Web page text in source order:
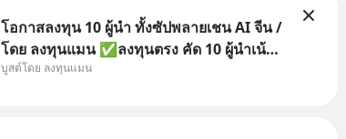
โอกาสลงทุน 10 ผู้นำ ทั้งซัปพลายเชน AI จีน /
โดย ลงทุนแมน ✅ลงทุนตรง คัด 10 ผู้นำเน้น
ๆ ในธีม AI จีน ✅คัดเลือกหุ้นใหม่ 9 ตัว เข้า
บูสต์โดย ลงทุนแมน